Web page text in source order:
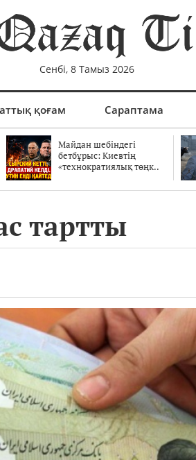
Сенбі, 8 Тамыз 2026
қоғам Сараптама
Майдан шебіндегі
бетбұрыс: Киевтің
«технократиялық төңк..
тартты